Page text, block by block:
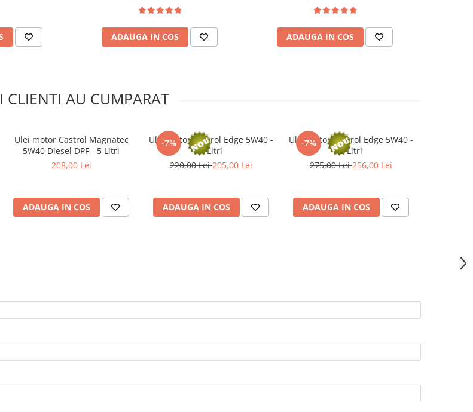
ADAUGA IN COS ADAUGA IN COS
CLIENTI AU CUMPARAT
Ulei motor Castrol Magnatec
5W40 Diesel DPF - 5 Litri
208,00 Lei
ADAUGA IN COS
-7%
Ulei motor Castrol Edge 5W40 -
4 Litri
220,00 Lei205,00 Lei
ADAUGA IN COS
-7%
Ulei motor Castrol Edge 5W40 -
5 Litri
275,00 Lei256,00 Lei
ADAUGA IN COS